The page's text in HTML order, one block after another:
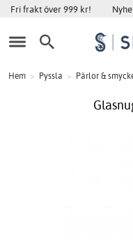
Fri frakt över 999 kr!
Hem > Pyssla > Pärlor &